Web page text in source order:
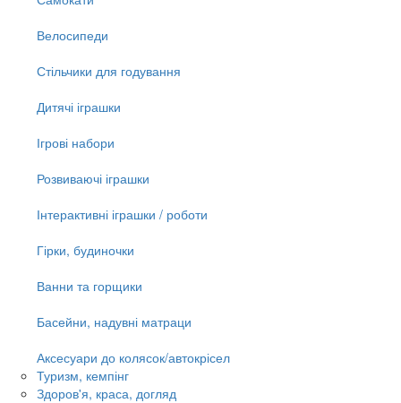
Велосипеди
Стільчики для годування
Дитячі іграшки
Ігрові набори
Розвиваючі іграшки
Інтерактивні іграшки / роботи
Гірки, будиночки
Ванни та горщики
Басейни, надувні матраци
Аксесуари до колясок/автокрісел
Туризм, кемпінг
Здоров'я, краса, догляд